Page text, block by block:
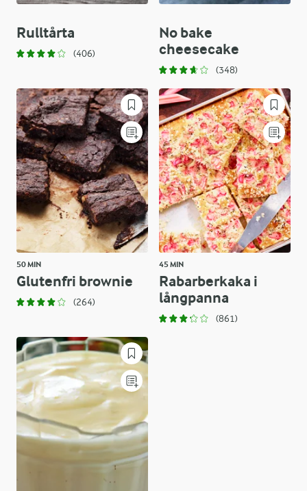
Rulltårta
(406)
No bake
cheesecake
(348)
50 MIN
Glutenfri brownie
(264)
45 MIN
Rabarberkaka i
långpanna
(861)